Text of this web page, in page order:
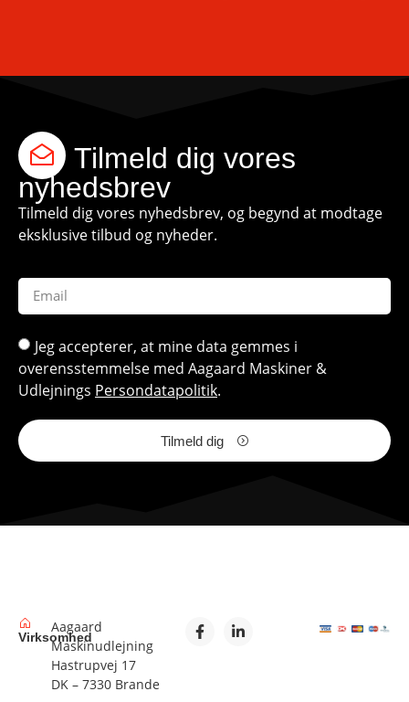
Tilmeld dig vores
nyhedsbrev
Tilmeld dig vores nyhedsbrev, og begynd at modtage
eksklusive tilbud og nyheder.
Jeg accepterer, at mine data gemmes i
overensstemmelse med Aagaard Maskiner &
Udlejnings Persondatapolitik.
Tilmeld dig
Virksomhed
Aagaard
Maskinudlejning
Hastrupvej 17
DK – 7330 Brande